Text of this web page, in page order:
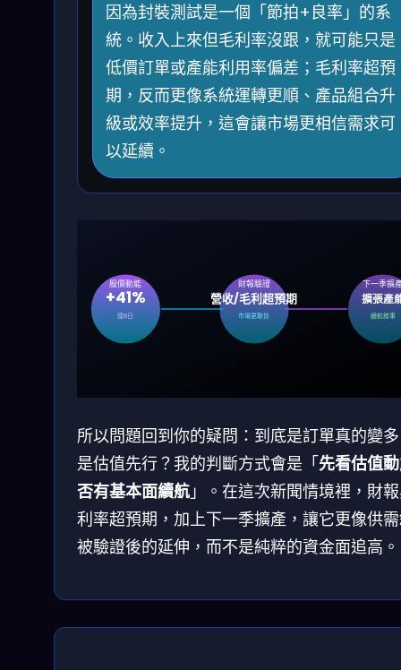
因為封裝測試是一個「節拍+良率」的系
統。收入上來但毛利率沒跟，就可能只是
低價訂單或產能利用率偏差；毛利率超預
期，反而更像系統運轉更順、產品組合升
級或效率提升，這會讓市場更相信需求可
以延續。
股價動能
+41%
連8日
財報驗證
營收/毛利超預期
市場更敢信
下一季擴
擴張產
續航敘事
所以問題回到你的疑問：到底是訂單真的變
是估值先行？我的判斷方式會是「先看估值
否有基本面續航」。在這次新聞情境裡，財
利率超預期，加上下一季擴產，讓它更像供
被驗證後的延伸，而不是純粹的資金面追高。